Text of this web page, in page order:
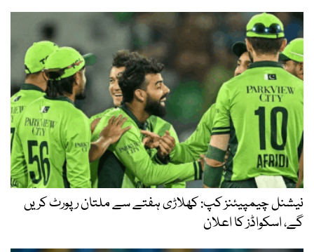
نیشنل چیمپیئنز کپ: کھلاڑی ہفتے سے ملتان رپورٹ کریں
گے، اسکواڈز کا اعلان